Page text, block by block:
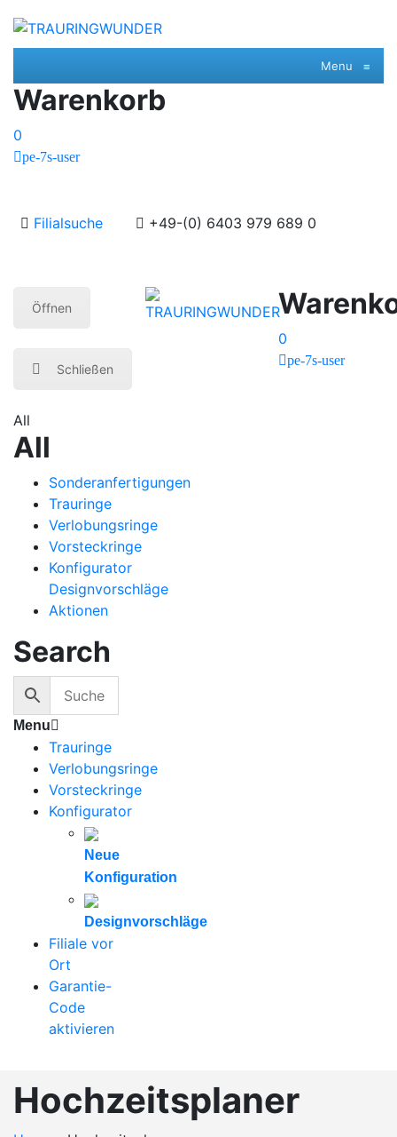
Menu ≡
Warenkorb
0
pe-7s-user
Filialsuche +49-(0) 6403 979 689 0
Öffnen
Schließen
All
All
Sonderanfertigungen
Trauringe
Verlobungsringe
Vorsteckringe
Konfigurator
Designvorschläge
Aktionen
Search
Menu
Trauringe
Verlobungsringe
Vorsteckringe
Konfigurator
Neue
Konfiguration
Designvorschläge
Filiale vor
Ort
Garantie-
Code
aktivieren
0
pe-7s-user
Hochzeitsplaner